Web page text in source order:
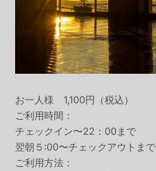
お一人様 1,100円（税込）
ご利用時間：
チェックイン〜22：00まで
翌朝５:00〜チェックアウトまで
ご利用方法：